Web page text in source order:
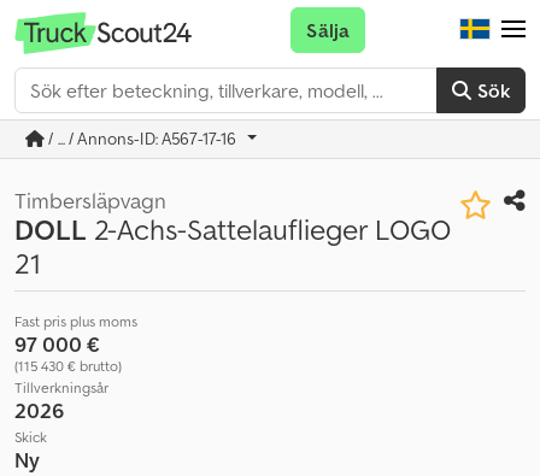
Sök
Sälja
/ ... / Annons-ID: A567-17-16
Timbersläpvagn
DOLL 2-Achs-Sattelauflieger LOGO
21
Fast pris plus moms
97 000 €
(115 430 € brutto)
Tillverkningsår
2026
Skick
Ny